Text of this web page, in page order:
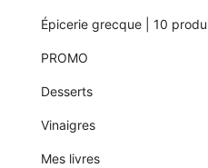
Épicerie grecque | 10
PROMO
Desserts
Vinaigres
Mes livres